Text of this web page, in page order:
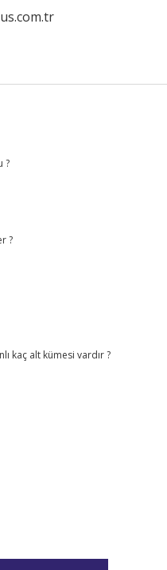
?
?
kaç alt kümesi vardır ?